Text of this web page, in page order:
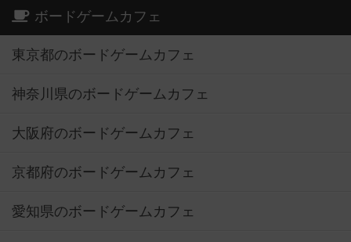
ボードゲームカフェ
東京都のボードゲームカフェ
神奈川県のボードゲームカフェ
大阪府のボードゲームカフェ
京都府のボードゲームカフェ
愛知県のボードゲームカフェ